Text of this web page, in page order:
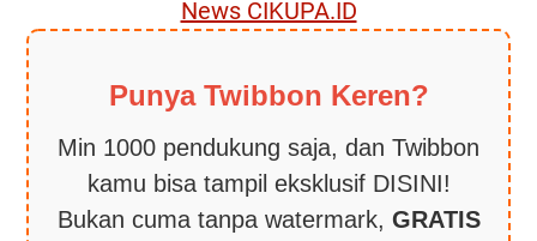
News CIKUPA.ID
Punya Twibbon Keren?
Min 1000 pendukung saja, dan Twibbon
kamu bisa tampil eksklusif DISINI!
Bukan cuma tanpa watermark, GRATIS